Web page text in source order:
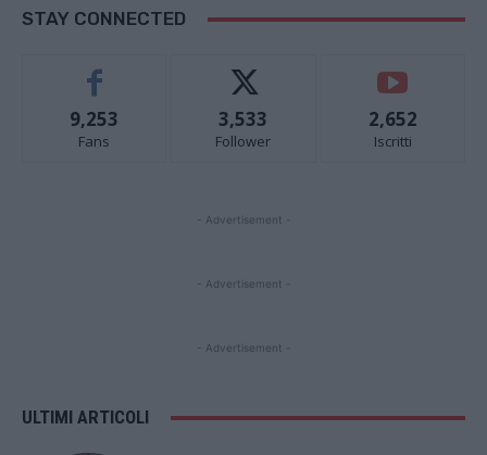
STAY CONNECTED
9,253
Fans
3,533
Follower
2,652
Iscritti
- Advertisement -
- Advertisement -
- Advertisement -
ULTIMI ARTICOLI